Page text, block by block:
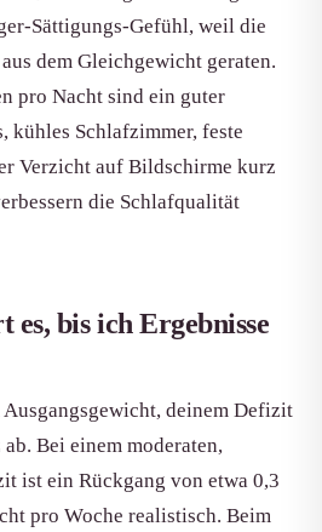
Sättigungs-Gefühl, weil die
dem Gleichgewicht geraten.
pro Nacht sind ein guter
kühles Schlafzimmer, feste
Verzicht auf Bildschirme kurz
die Schlafqualität
es, bis ich Ergebnisse
deinem Defizit
Bei einem moderaten,
ist ein Rückgang von etwa 0,3
pro Woche realistisch. Beim